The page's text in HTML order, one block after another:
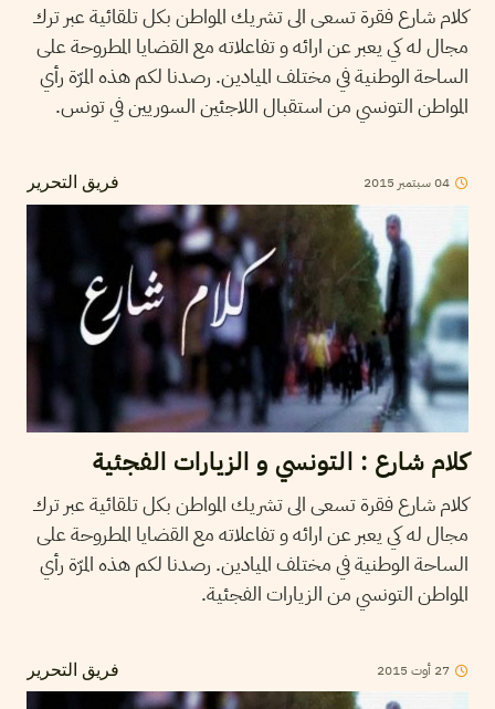
كلام شارع فقرة تسعى الى تشريك المواطن بكل تلقائية عبر ترك
مجال له كي يعبر عن ارائه و تفاعلاته مع القضايا المطروحة على
الساحة الوطنية في مختلف الميادين. رصدنا لكم هذه المرّة رأي
المواطن التونسي من استقبال اللاجئين السوريين في تونس.
فريق التحرير 04سبتمبر 2015
كلام شارع : التونسي و الزيارات الفجئية
كلام شارع فقرة تسعى الى تشريك المواطن بكل تلقائية عبر ترك
مجال له كي يعبر عن ارائه و تفاعلاته مع القضايا المطروحة على
الساحة الوطنية في مختلف الميادين. رصدنا لكم هذه المرّة رأي
المواطن التونسي من الزيارات الفجئية.
فريق التحرير 27 أوت 2015